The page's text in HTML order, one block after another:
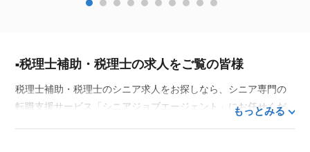
税理士補助・税理士の求人をご覧の皆様
税理士補助・税理士のシニア求人をお探しなら、シニア専門の
転職支援サービス「シニアジョブエージェント」にお任せくだ
もっとみる